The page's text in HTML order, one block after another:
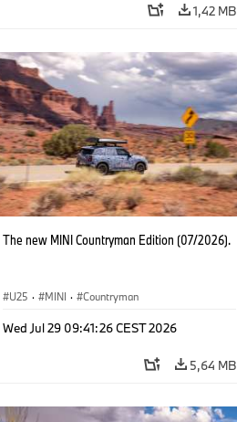
1,42 MB
The new MINI Countryman Edition (07/2026).
U25 · MINI · Countryman
Wed Jul 29 09:41:26 CEST 2026
5,64 MB